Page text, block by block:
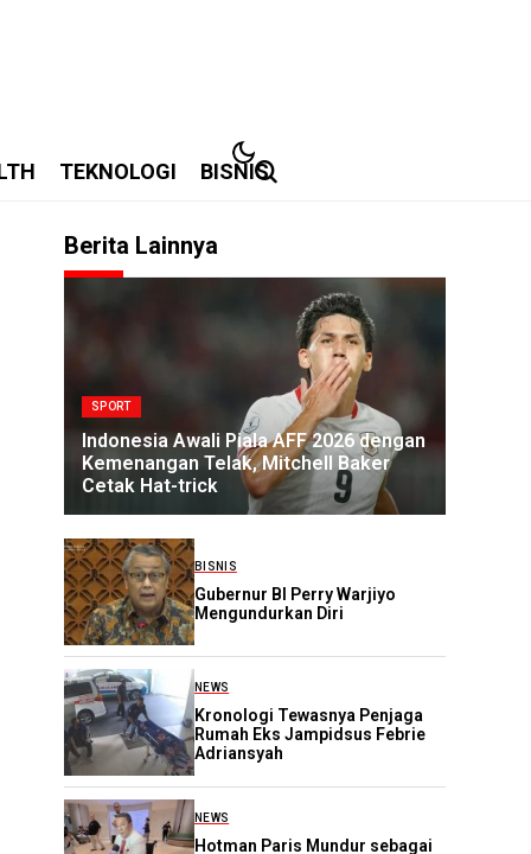
TEKNOLOGI BISNIS
Berita Lainnya
SPORT
Indonesia Awali Piala AFF 2026 dengan
Kemenangan Telak, Mitchell Baker
Cetak Hat-trick
BISNIS
Gubernur BI Perry Warjiyo
Mengundurkan Diri
NEWS
Kronologi Tewasnya Penjaga
Rumah Eks Jampidsus Febrie
Adriansyah
NEWS
Hotman Paris Mundur sebagai